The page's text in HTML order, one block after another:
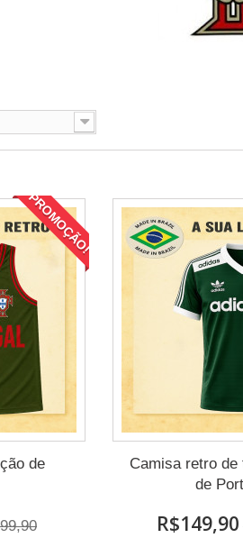
PROMOÇÃO!
de
Camisa retro de
de
R$149,90